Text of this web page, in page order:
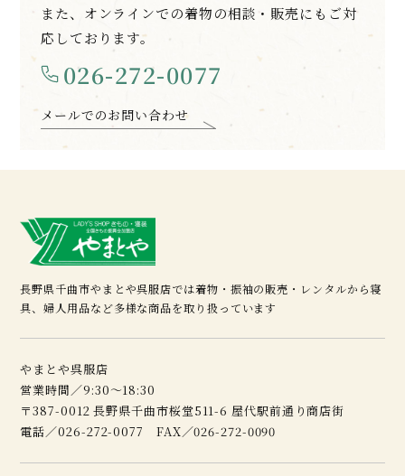
また、オンラインでの着物の相談・販売にもご対
応しております。
026-272-0077
メールでのお問い合わせ
長野県千曲市やまとや呉服店では着物・振袖の販売・レンタルから寝
具、婦人用品など多様な商品を取り扱っています
やまとや呉服店
営業時間／9:30～18:30
〒387-0012 長野県千曲市桜堂511-6 屋代駅前通り商店街
電話／026-272-0077 FAX／026-272-0090